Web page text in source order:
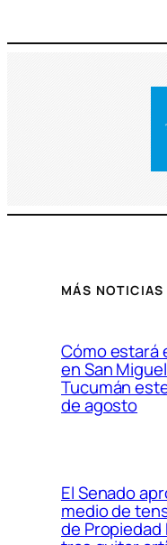
MÁS NOTICIAS
Cómo estará
en San
Tucumán
de agosto
El Senado
medio de
de Propiedad